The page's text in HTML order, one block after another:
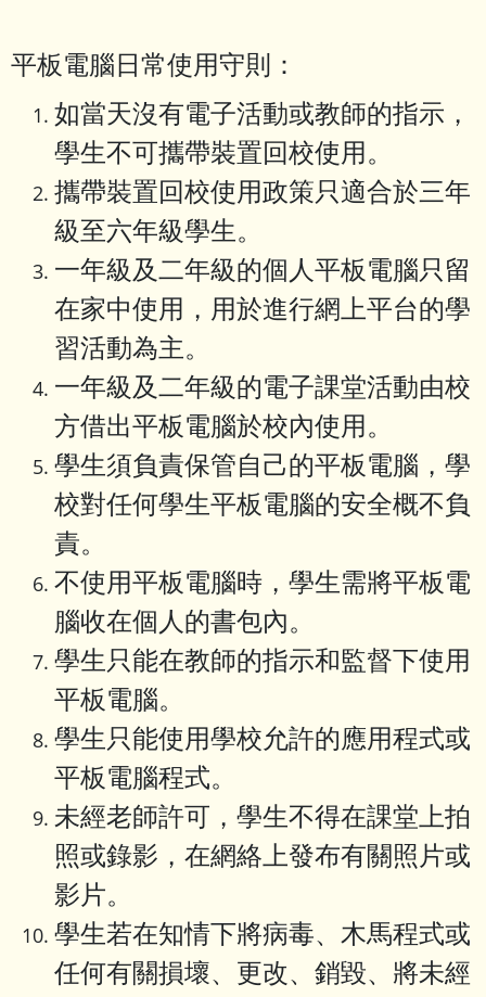
平板電腦日常使用守則：
如當天沒有電子活動或教師的指示，
學生不可攜帶裝置回校使用。
攜帶裝置回校使用政策只適合於三年
級至六年級學生。
一年級及二年級的個人平板電腦只留
在家中使用，用於進行網上平台的學
習活動為主。
一年級及二年級的電子課堂活動由校
方借出平板電腦於校內使用。
學生須負責保管自己的平板電腦，學
校對任何學生平板電腦的安全概不負
責。
不使用平板電腦時，學生需將平板電
腦收在個人的書包內。
學生只能在教師的指示和監督下使用
平板電腦。
學生只能使用學校允許的應用程式或
平板電腦程式。
未經老師許可，學生不得在課堂上拍
照或錄影，在網絡上發布有關照片或
影片。
學生若在知情下將病毒、木馬程式或
任何有關損壞、更改、銷毀、將未經